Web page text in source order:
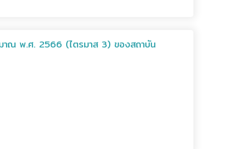
มาณ พ.ศ. 2566 (ไตรมาส 3) ของสถาบัน